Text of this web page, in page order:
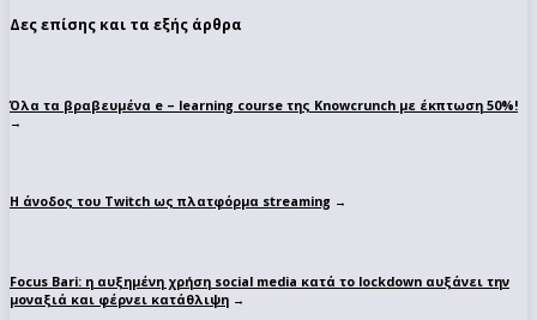
Δες επίσης και τα εξής άρθρα
Όλα τα βραβευμένα e – learning course της Knowcrunch με έκπτωση 50%!
→
Η άνοδος του Twitch ως πλατφόρμα streaming →
Focus Bari: η αυξημένη χρήση social media κατά το lockdown αυξάνει την
μοναξιά και φέρνει κατάθλιψη →